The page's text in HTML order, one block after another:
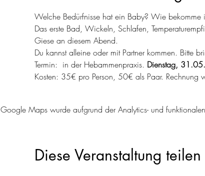
Welche Bedürfnisse hat ein Baby? Wie
Das erste Bad, Wickeln, Schlafen,
Giese an diesem Abend.
Du kannst alleine oder mit Partner kommen. Bitte
Termin: in der Hebammenpraxis. Dienstag,
Kosten: 35€ pro Person, 50€ als Paar. Rechnung
Google Maps wurde aufgrund der Analytics- und
Diese Veranstaltung teilen